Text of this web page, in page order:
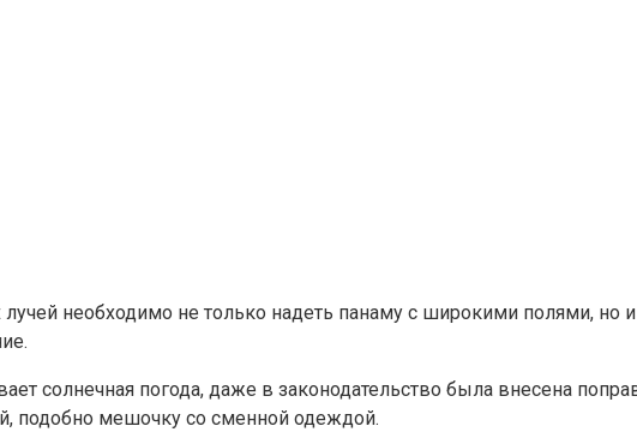
необходимо не только надеть панаму с широкими полями, но
солнечная погода, даже в законодательство была внесена
подобно мешочку со сменной одеждой.